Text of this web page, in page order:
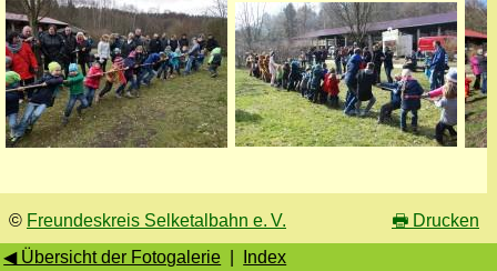
© Freundeskreis Selketalbahn e. V. 🖶 Drucken
◀ Übersicht der Fotogalerie
Index